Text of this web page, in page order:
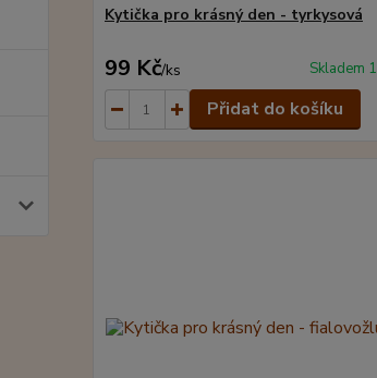
Kytička pro krásný den - tyrkysová
99 Kč/ks Skladem
Přidat do košíku